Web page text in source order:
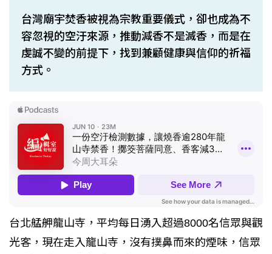
台灣廟宇焚香被視為宗教重要儀式，卻也成為不
容忽視的空汙來源，推動減香不是滅香，而是在
虔誠不變的前提下，找到兼顧健康與信仰的祈福
方式。
台北艋舺龍山寺，平均每日湧入超過8000名信眾與觀
光客，現在走入龍山寺，沒有撲鼻而來的煙味，信眾